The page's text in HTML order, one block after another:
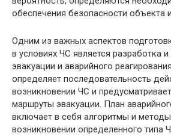
обеспечения безопасности объекта
Одним из важных аспектов
в условиях ЧС является разработка
эвакуации и аварийного
определяет последовательность
возникновении ЧС и
маршруты эвакуации. План
включает в себя алгоритмы и
возникновении определенного типа